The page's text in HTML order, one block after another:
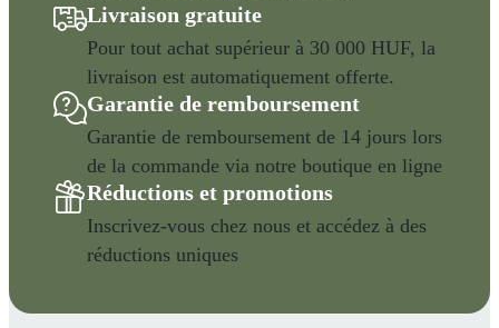
Livraison gratuite
Pour tout achat supérieur à 30 000 HUF, la
livraison est automatiquement offerte.
Garantie de remboursement
Garantie de remboursement de 14 jours lors
de la commande via notre boutique en ligne
Réductions et promotions
Inscrivez-vous chez nous et accédez à des
réductions uniques